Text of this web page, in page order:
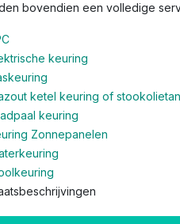
bovendien een volledige
keuring
ketel keuring of
keuring
Zonnepanelen